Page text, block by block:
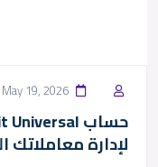
لإدارة معاملاتك